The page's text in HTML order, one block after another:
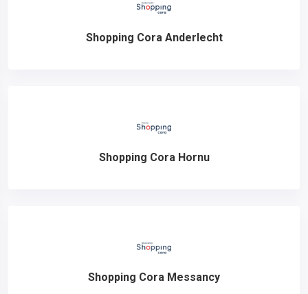
Shopping Cora Anderlecht
Shopping Cora Hornu
Shopping Cora Messancy